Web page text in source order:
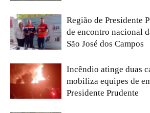
Região de Presidente
de encontro nacional
São José dos Campos
Incêndio atinge duas
mobiliza equipes de
Presidente Prudente